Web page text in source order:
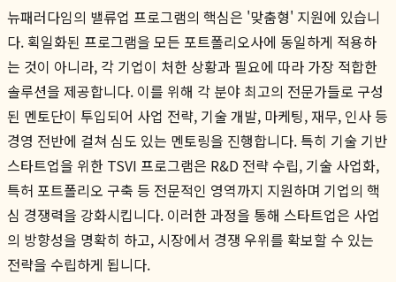
뉴패러다임의 밸류업 프로그램의 핵심은 '맞춤형' 지원에 있습니
다. 획일화된 프로그램을 모든 포트폴리오사에 동일하게 적용하
는 것이 아니라, 각 기업이 처한 상황과 필요에 따라 가장 적합한
솔루션을 제공합니다. 이를 위해 각 분야 최고의 전문가들로 구성
된 멘토단이 투입되어 사업 전략, 기술 개발, 마케팅, 재무, 인사 등
경영 전반에 걸쳐 심도 있는 멘토링을 진행합니다. 특히 기술 기반
스타트업을 위한 TSVI 프로그램은 R&D 전략 수립, 기술 사업화,
특허 포트폴리오 구축 등 전문적인 영역까지 지원하며 기업의 핵
심 경쟁력을 강화시킵니다. 이러한 과정을 통해 스타트업은 사업
의 방향성을 명확히 하고, 시장에서 경쟁 우위를 확보할 수 있는
전략을 수립하게 됩니다.